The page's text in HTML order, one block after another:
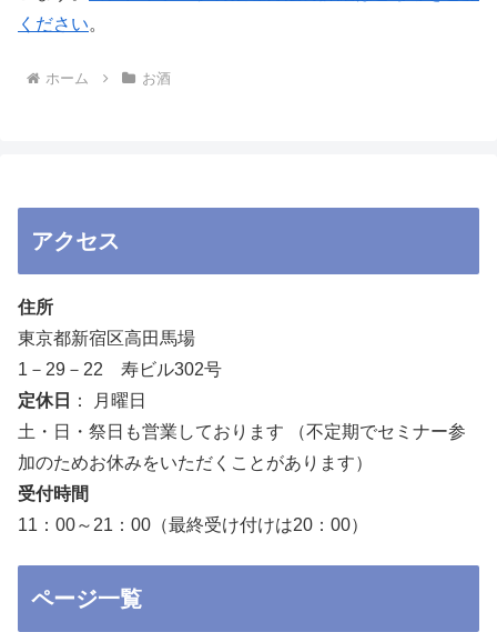
ください。
ホーム お酒
アクセス
住所
東京都新宿区高田馬場
1－29－22 寿ビル302号
定休日
： 月曜日
土・日・祭日も営業しております （不定期でセミナー参
加のためお休みをいただくことがあります）
受付時間
11：00～21：00（最終受け付けは20：00）
ページ一覧